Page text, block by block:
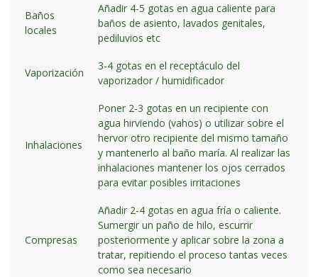
Baños
locales
Añadir 4-5 gotas en agua caliente para
baños de asiento, lavados genitales,
pediluvios etc
Vaporización
3-4 gotas en el receptáculo del
vaporizador / humidificador
Inhalaciones
Poner 2-3 gotas en un recipiente con
agua hirviendo (vahos) o utilizar sobre el
hervor otro recipiente del mismo tamaño
y mantenerlo al baño maría. Al realizar las
inhalaciones mantener los ojos cerrados
para evitar posibles irritaciones
Compresas
Añadir 2-4 gotas en agua fría o caliente.
Sumergir un paño de hilo, escurrir
posteriormente y aplicar sobre la zona a
tratar, repitiendo el proceso tantas veces
como sea necesario